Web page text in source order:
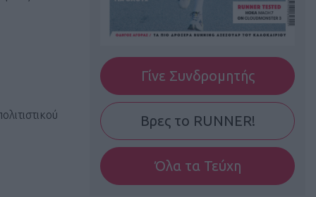
Γίνε Συνδρομητής
Βρες το RUNNER!
Όλα τα Τεύχη